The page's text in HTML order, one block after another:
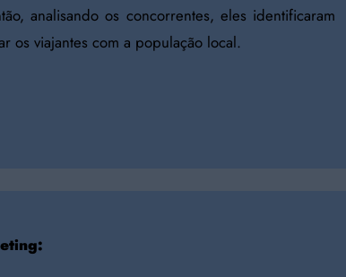
analisando os concorrentes, eles identificaram
os viajantes com a população local.